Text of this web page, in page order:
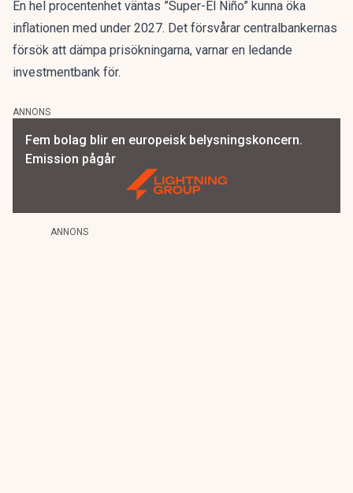
En hel procentenhet väntas ”Super-El Niño” kunna öka
inflationen med under 2027. Det försvårar centralbankernas
försök att dämpa prisökningarna, varnar en ledande
investmentbank för.
ANNONS
Fem bolag blir en europeisk belysningskoncern.
Emission pågår
ANNONS